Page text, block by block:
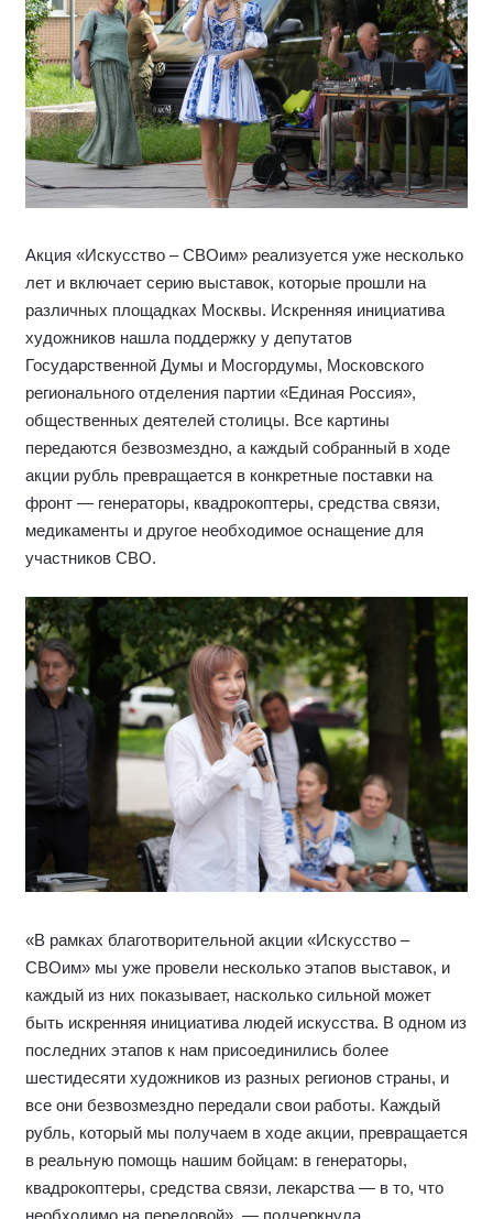
Акция «Искусство – СВОим» реализуется уже несколько
лет и включает серию выставок, которые прошли на
различных площадках Москвы. Искренняя инициатива
художников нашла поддержку у депутатов
Государственной Думы и Мосгордумы, Московского
регионального отделения партии «Единая Россия»,
общественных деятелей столицы. Все картины
передаются безвозмездно, а каждый собранный в ходе
акции рубль превращается в конкретные поставки на
фронт — генераторы, квадрокоптеры, средства связи,
медикаменты и другое необходимое оснащение для
участников СВО.
«В рамках благотворительной акции «Искусство –
СВОим» мы уже провели несколько этапов выставок, и
каждый из них показывает, насколько сильной может
быть искренняя инициатива людей искусства. В одном из
последних этапов к нам присоединились более
шестидесяти художников из разных регионов страны, и
все они безвозмездно передали свои работы. Каждый
рубль, который мы получаем в ходе акции, превращается
в реальную помощь нашим бойцам: в генераторы,
квадрокоптеры, средства связи, лекарства — в то, что
необходимо на передовой», — подчеркнула